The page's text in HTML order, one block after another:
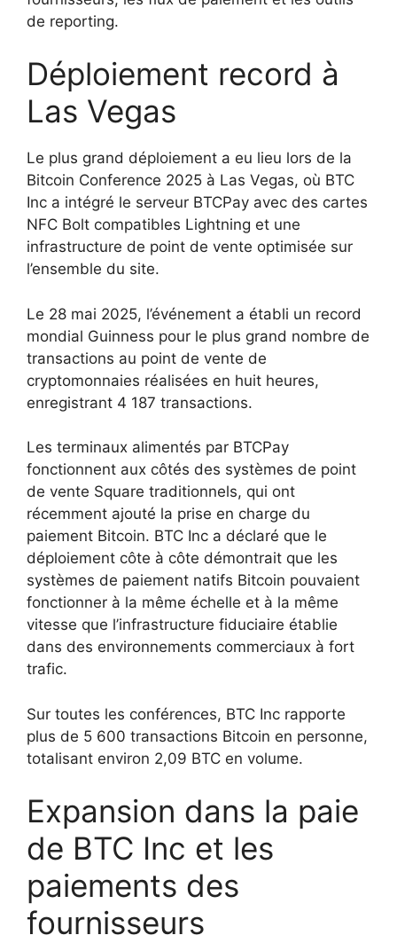
de reporting.
Déploiement record à
Las Vegas
Le plus grand déploiement a eu lieu lors de la
Bitcoin Conference 2025 à Las Vegas, où BTC
Inc a intégré le serveur BTCPay avec des cartes
NFC Bolt compatibles Lightning et une
infrastructure de point de vente optimisée sur
l’ensemble du site.
Le 28 mai 2025, l’événement a établi un record
mondial Guinness pour le plus grand nombre de
transactions au point de vente de
cryptomonnaies réalisées en huit heures,
enregistrant 4 187 transactions.
Les terminaux alimentés par BTCPay
fonctionnent aux côtés des systèmes de point
de vente Square traditionnels, qui ont
récemment ajouté la prise en charge du
paiement Bitcoin. BTC Inc a déclaré que le
déploiement côte à côte démontrait que les
systèmes de paiement natifs Bitcoin pouvaient
fonctionner à la même échelle et à la même
vitesse que l’infrastructure fiduciaire établie
dans des environnements commerciaux à fort
trafic.
Sur toutes les conférences, BTC Inc rapporte
plus de 5 600 transactions Bitcoin en personne,
totalisant environ 2,09 BTC en volume.
Expansion dans la paie
de BTC Inc et les
paiements des
fournisseurs